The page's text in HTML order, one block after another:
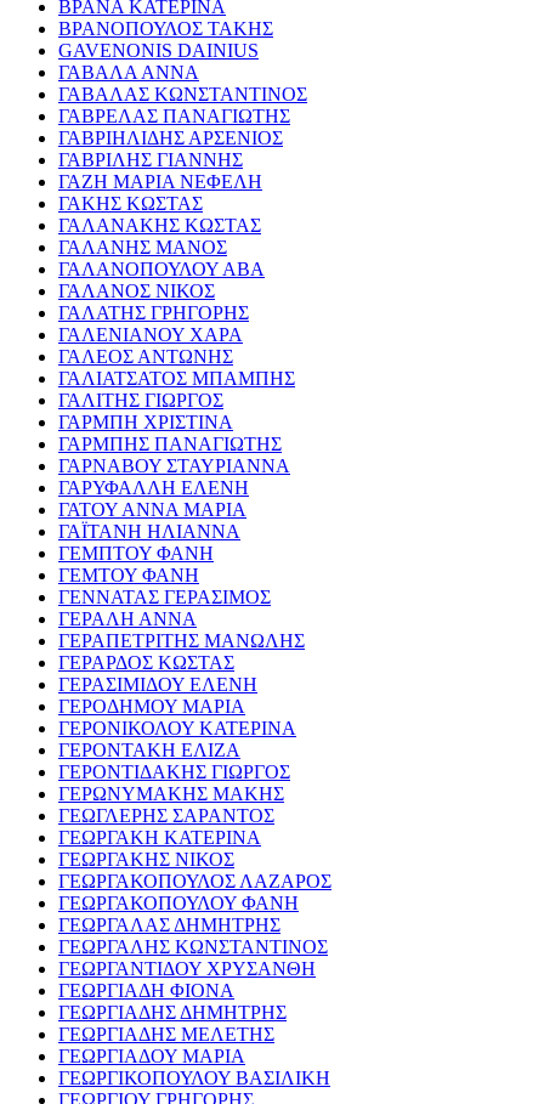
ΒΡΑΝΑ ΚΑΤΕΡΙΝΑ
ΒΡΑΝΟΠΟΥΛΟΣ ΤΑΚΗΣ
GAVENONIS DAINIUS
ΓΑΒΑΛΑ ΑΝΝΑ
ΓΑΒΑΛΑΣ ΚΩΝΣΤΑΝΤΙΝΟΣ
ΓΑΒΡΕΛΑΣ ΠΑΝΑΓΙΩΤΗΣ
ΓΑΒΡΙΗΛΙΔΗΣ ΑΡΣΕΝΙΟΣ
ΓΑΒΡΙΛΗΣ ΓΙΑΝΝΗΣ
ΓΑΖΗ ΜΑΡΙΑ ΝΕΦΕΛΗ
ΓΑΚΗΣ ΚΩΣΤΑΣ
ΓΑΛΑΝΑΚΗΣ ΚΩΣΤΑΣ
ΓΑΛΑΝΗΣ ΜΑΝΟΣ
ΓΑΛΑΝΟΠΟΥΛΟΥ ΑΒΑ
ΓΑΛΑΝΟΣ ΝΙΚΟΣ
ΓΑΛΑΤΗΣ ΓΡΗΓΟΡΗΣ
ΓΑΛΕΝΙΑΝΟΥ ΧΑΡΑ
ΓΑΛΕΟΣ ΑΝΤΩΝΗΣ
ΓΑΛΙΑΤΣΑΤΟΣ ΜΠΑΜΠΗΣ
ΓΑΛΙΤΗΣ ΓΙΩΡΓΟΣ
ΓΑΡΜΠΗ ΧΡΙΣΤΙΝΑ
ΓΑΡΜΠΗΣ ΠΑΝΑΓΙΩΤΗΣ
ΓΑΡΝΑΒΟΥ ΣΤΑΥΡΙΑΝΝΑ
ΓΑΡΥΦΑΛΛΗ ΕΛΕΝΗ
ΓΑΤΟΥ ΑΝΝΑ ΜΑΡΙΑ
ΓΑΪΤΑΝΗ ΗΛΙΑΝΝΑ
ΓΕΜΠΤΟΥ ΦΑΝΗ
ΓΕΜΤΟΥ ΦΑΝΗ
ΓΕΝΝΑΤΑΣ ΓΕΡΑΣΙΜΟΣ
ΓΕΡΑΛΗ ΑΝΝΑ
ΓΕΡΑΠΕΤΡΙΤΗΣ ΜΑΝΩΛΗΣ
ΓΕΡΑΡΔΟΣ ΚΩΣΤΑΣ
ΓΕΡΑΣΙΜΙΔΟΥ ΕΛΕΝΗ
ΓΕΡΟΔΗΜΟΥ ΜΑΡΙΑ
ΓΕΡΟΝΙΚΟΛΟΥ ΚΑΤΕΡΙΝΑ
ΓΕΡΟΝΤΑΚΗ ΕΛΙΖΑ
ΓΕΡΟΝΤΙΔΑΚΗΣ ΓΙΩΡΓΟΣ
ΓΕΡΩΝΥΜΑΚΗΣ ΜΑΚΗΣ
ΓΕΩΓΛΕΡΗΣ ΣΑΡΑΝΤΟΣ
ΓΕΩΡΓΑΚΗ ΚΑΤΕΡΙΝΑ
ΓΕΩΡΓΑΚΗΣ ΝΙΚΟΣ
ΓΕΩΡΓΑΚΟΠΟΥΛΟΣ ΛΑΖΑΡΟΣ
ΓΕΩΡΓΑΚΟΠΟΥΛΟΥ ΦΑΝΗ
ΓΕΩΡΓΑΛΑΣ ΔΗΜΗΤΡΗΣ
ΓΕΩΡΓΑΛΗΣ ΚΩΝΣΤΑΝΤΙΝΟΣ
ΓΕΩΡΓΑΝΤΙΔΟΥ ΧΡΥΣΑΝΘΗ
ΓΕΩΡΓΙΑΔΗ ΦΙΟΝΑ
ΓΕΩΡΓΙΑΔΗΣ ΔΗΜΗΤΡΗΣ
ΓΕΩΡΓΙΑΔΗΣ ΜΕΛΕΤΗΣ
ΓΕΩΡΓΙΑΔΟΥ ΜΑΡΙΑ
ΓΕΩΡΓΙΚΟΠΟΥΛΟΥ ΒΑΣΙΛΙΚΗ